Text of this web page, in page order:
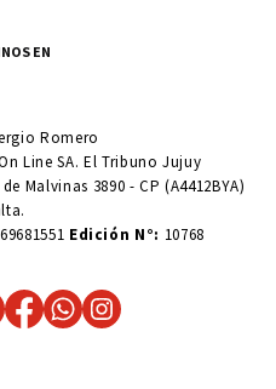
EN
Romero
Line SA. El Tribuno Jujuy
Malvinas 3890 - CP (A4412BYA)
69681551 Edición N°: 10768